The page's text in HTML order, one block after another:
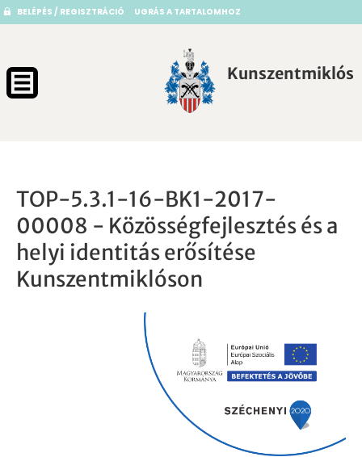
BELÉPÉS / REGISZTRÁCIÓ UGRÁS A TARTALOMHOZ
Kunszentmiklós
TOP-5.3.1-16-BK1-2017-
00008 - Közösségfejlesztés és a
helyi identitás erősítése
Kunszentmiklóson